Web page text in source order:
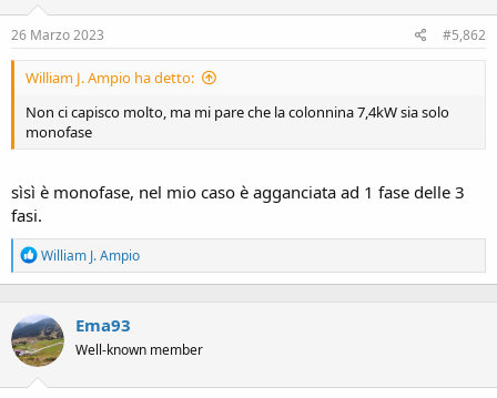
n
:
26 Marzo 2023 #5,862
William J. Ampio ha detto:
Non ci capisco molto, ma mi pare che la colonnina 7,4kW sia solo
monofase
sìsì è monofase, nel mio caso è agganciata ad 1 fase delle 3
fasi.
R
e
a
t
i
o
n
William J. Ampio
Ema93
Well-known member